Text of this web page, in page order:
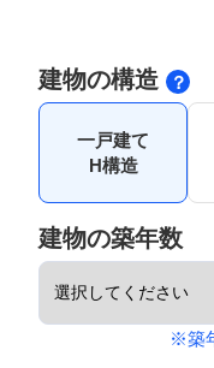
建物の構造
一戸建て
H構造
建物の築年数
※築